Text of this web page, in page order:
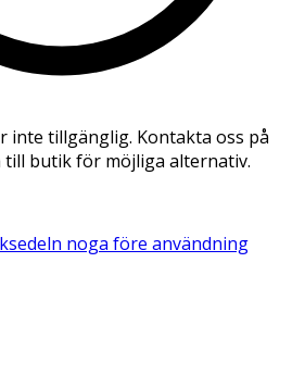
inte tillgänglig. Kontakta oss på
till butik för möjliga alternativ.
noga före användning